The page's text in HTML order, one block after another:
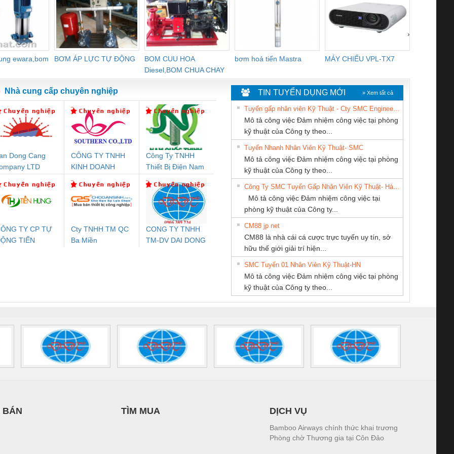
ewara,bom
BƠM ÁP LỰC TỰ ĐỘNG
BOM CUU HOA
Diesel,BOM CHUA CHAY
bơm hoả tiển Mastra MÁY CHIẾU VPL-TX7
›
An Toàn
Contact
1NO-
Rơ Le An Toàn
Phoenix Contact
PSR-SCP-
- 2981059
Điện AC
Mô-đun Ắc Quy UPS
Bộ Lặp Tín Hiệu
PROFIBUS Phoenix
Contact PSI-REP-
PROFIBUS/12MB -
2708863
Rơ Le An Toàn
Phoenix Contact
2986960 – PSR-
SCP-
24DC/FSP/2X1/1X2
Rơ Le An Toàn
Bộ giám sát chuỗi
tấm pin
TRANSCLINIC 16I+
1K5 H (2502520000)
Bộ giám sát chuỗi
tấm pin
TRANSCLINIC 16I+
1K5 L (2433950000)
Bộ giám sát dòng
TRANSCLINIC 16I+
(2008130000)
điện TRANSCLINIC
BKE 1K5.4
(7791400879)2. Giá
Nẹp nhôm chống
trơn Đà Nẵng
Nhà cung cấp chuyên nghiệp
Dong Cang
LTD
CÔNG TY TNHH
KINH DOANH
PHƯƠNG NAM
Công Ty TNHH
Thiết Bị Điện Nam
TY CP TỰ
TIẾN
Cty TNHH TM QC
Ba Miền
CONG TY TNHH
TM-DV DAI DONG
CÔNG TY TNHH
THIẾT BỊ CÔNG
NGHIỆP NIHON
SETSUBI VIỆT
CÔNG TY TNHH
THƯƠNG MẠI
THIÊN ÂN VIỆT
NAM
CÔNG TY CỔ
CÁP ĐIỆN
THƯỢNG ĐÌNH
CÔNG TY CỔ
PHẦN TỰ ĐỘNG
TIẾN HƯNG
KỸ THUẬT KTECH
VIỆT NAM
Thương Mại SX
TIN TUYỂN DỤNG MỚI » Xem tất cả
Tuyển gấp nhân viên Kỹ Thuật - Cty SMC Engineering
Mô tả công việc Đảm nhiệm công việc tại phòng
kỹ thuật của Công ty theo...
Tuyển Nhanh Nhân Viên Kỹ Thuật- SMC
Mô tả công việc Đảm nhiệm công việc tại phòng
kỹ thuật của Công ty theo...
Công Ty SMC Tuyển Gấp Nhân Viên Kỹ Thuật- Hà Nội
Mô tả công việc Đảm nhiệm công việc tại
phòng kỹ thuật của Công ty...
CM88 jp net
CM88 là nhà cái cá cược trực tuyến uy tín, sở
hữu thế giới giải trí hiện...
SMC Tuyển 01 Nhân Viên Kỹ Thuật-HN
Mô tả công việc Đảm nhiệm công việc tại phòng
kỹ thuật của Công ty theo...
BÁN TÌM MUA DỊCH VỤ
Bamboo Airways chính thức khai trương
Phòng chờ Thương gia tại Côn Đảo